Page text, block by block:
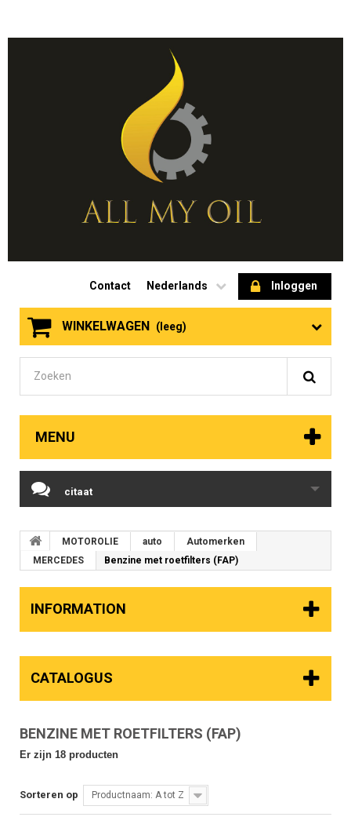
Inloggen
Nederlands
Contact
WINKELWAGEN (leeg)
MENU
citaat
MOTOROLIE auto
Automerken
MERCEDES
Benzine met roetfilters (FAP)
INFORMATION
CATALOGUS
BENZINE MET ROETFILTERS (FAP)
Er zijn 18 producten
Sorteren op Productnaam: A tot Z